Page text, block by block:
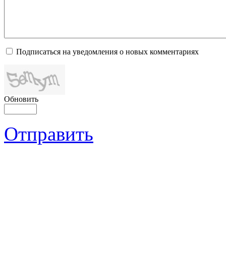
Подписаться на уведомления о новых комментариях
Обновить
Отправить